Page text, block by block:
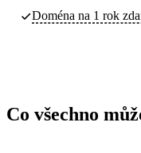
Doména na 1 rok
Co všechno